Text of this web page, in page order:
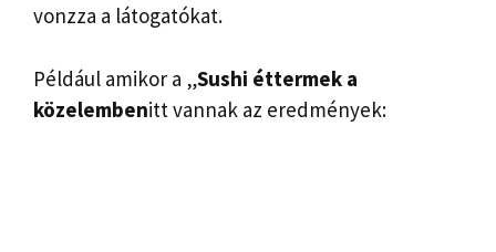
vonzza a látogatókat.
Például amikor a „Sushi éttermek a
közelembenitt vannak az eredmények: